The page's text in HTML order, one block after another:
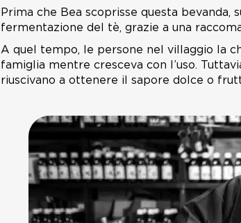
Prima che Bea scoprisse questa bevanda,
fermentazione del tè, grazie a una
A quel tempo, le persone nel villaggio la
famiglia mentre cresceva con l’uso.
riuscivano a ottenere il sapore dolce o